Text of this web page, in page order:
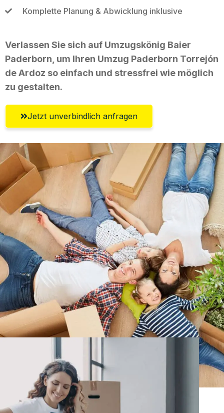
Komplette Planung & Abwicklung inklusive
Verlassen Sie sich auf Umzugskönig Baier
Paderborn, um Ihren Umzug Paderborn Torrejón
de Ardoz so einfach und stressfrei wie möglich
zu gestalten.
Jetzt unverbindlich anfragen